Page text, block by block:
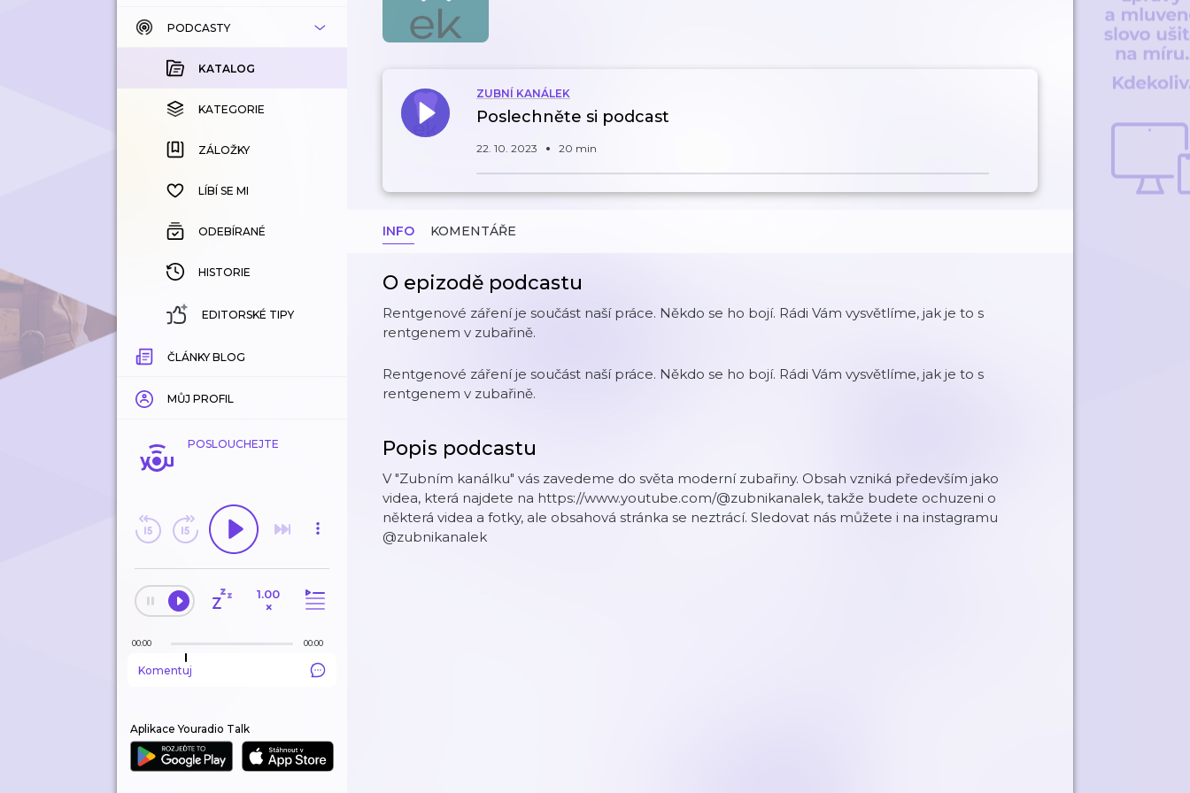
KATALOG
KOUPENÉ
KATEGORIE
ZÁLOŽKY
HISTORIE
PODCASTY
KATALOG
KATEGORIE
ZÁLOŽKY
LÍBÍ SE MI
ODEBÍRANÉ
HISTORIE
EDITORSKÉ TIPY
ČLÁNKY BLOG
MŮJ PROFIL
POSLOUCHEJTE
1.00
×
00:00 00:00
Komentuj
Aplikace Youradio Talk
ZUBNÍ KANÁLEK
Poslechněte si podcast
22. 10. 2023 20 min
INFO KOMENTÁŘE
O epizodě podcastu
Rentgenové záření je součást naší práce. Někdo se ho bojí. Rádi Vám vysvětlíme, jak je to s
rentgenem v zubařině.
Rentgenové záření je součást naší práce. Někdo se ho bojí. Rádi Vám vysvětlíme, jak je to s
rentgenem v zubařině.
Popis podcastu
V "Zubním kanálku" vás zavedeme do světa moderní zubařiny. Obsah vzniká především jako
videa, která najdete na https://www.youtube.com/@zubnikanalek, takže budete ochuzeni o
některá videa a fotky, ale obsahová stránka se neztrácí. Sledovat nás můžete i na instagramu
@zubnikanalek